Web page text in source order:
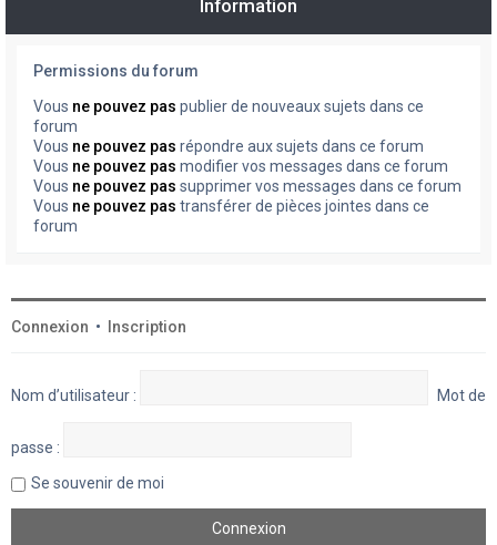
Information
Permissions du forum
Vous ne pouvez pas publier de nouveaux sujets dans ce
forum
Vous ne pouvez pas répondre aux sujets dans ce forum
Vous ne pouvez pas modifier vos messages dans ce forum
Vous ne pouvez pas supprimer vos messages dans ce forum
Vous ne pouvez pas transférer de pièces jointes dans ce
forum
Connexion • Inscription
Nom d’utilisateur : Mot de
passe :
Se souvenir de moi